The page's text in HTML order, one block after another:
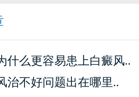
什么更容易患上白癜风..
治不好问题出在哪里..